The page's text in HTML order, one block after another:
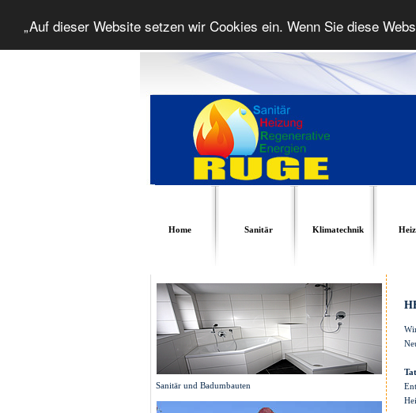
„Auf dieser Website setzen wir Cookies ein. Wenn Sie diese
Home Sanitär Klimatechnik
Sanitär und Badumbauten